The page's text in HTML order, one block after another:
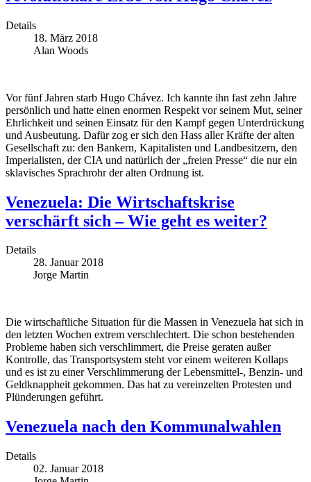
Details
18. März 2018
Alan Woods
Vor fünf Jahren starb Hugo Chávez. Ich kannte ihn fast zehn Jahre
persönlich und hatte einen enormen Respekt vor seinem Mut, seiner
Ehrlichkeit und seinen Einsatz für den Kampf gegen Unterdrückung
und Ausbeutung. Dafür zog er sich den Hass aller Kräfte der alten
Gesellschaft zu: den Bankern, Kapitalisten und Landbesitzern, den
Imperialisten, der CIA und natürlich der „freien Presse“ die nur ein
sklavisches Sprachrohr der alten Ordnung ist.
Venezuela: Die Wirtschaftskrise
verschärft sich – Wie geht es weiter?
Details
28. Januar 2018
Jorge Martin
Die wirtschaftliche Situation für die Massen in Venezuela hat sich in
den letzten Wochen extrem verschlechtert. Die schon bestehenden
Probleme haben sich verschlimmert, die Preise geraten außer
Kontrolle, das Transportsystem steht vor einem weiteren Kollaps
und es ist zu einer Verschlimmerung der Lebensmittel-, Benzin- und
Geldknappheit gekommen. Das hat zu vereinzelten Protesten und
Plünderungen geführt.
Venezuela nach den Kommunalwahlen
Details
02. Januar 2018